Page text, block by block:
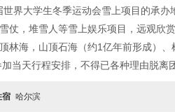
界大学生冬季运动会雪上项目的承
仗，堆雪人等雪上娱乐项目，远观
海，山顶石海（约1亿年前形成）、
当天行程安排，不得已各种理由脱
宿 哈尔滨